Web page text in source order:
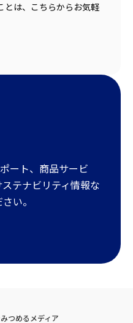
とは、こちらからお気軽
ート、商品サービ
テナビリティ情報な
い。
つめるメディア